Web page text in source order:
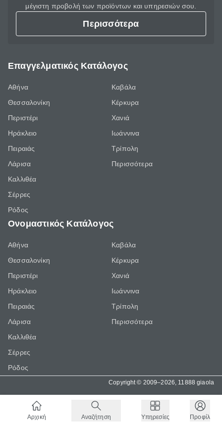
μέγιστη προβολή των προϊόντων και υπηρεσιών σου.
Περισσότερα
Επαγγελματικός Κατάλογος
Αθήνα
Θεσσαλονίκη
Περιστέρι
Ηράκλειο
Πειραιάς
Λάρισα
Καλλιθέα
Σέρρες
Ρόδος
Καβάλα
Κέρκυρα
Χανιά
Ιωάννινα
Τρίπολη
Περισσότερα
Ονομαστικός Κατάλογος
Αθήνα
Θεσσαλονίκη
Περιστέρι
Ηράκλειο
Πειραιάς
Λάρισα
Καλλιθέα
Σέρρες
Ρόδος
Καβάλα
Κέρκυρα
Χανιά
Ιωάννινα
Τρίπολη
Περισσότερα
Copyright © 2009–2026, 11888 giaola
Αρχική Αναζήτηση Υπηρεσίες Προφίλ